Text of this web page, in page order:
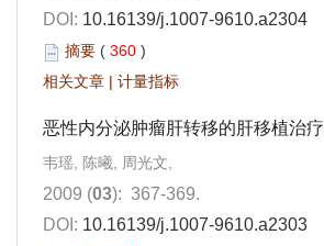
DOI: 10.16139/j.1007-9610.a2304
摘要 ( 360 )
相关文章 | 计量指标
恶性内分泌肿瘤肝转移的肝移植治疗
韦瑶, 陈曦, 周光文,
2009 (03): 367-369.
DOI: 10.16139/j.1007-9610.a2303